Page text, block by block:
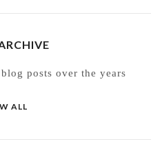
posts over the years
ALL